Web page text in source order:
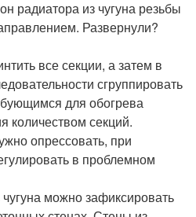
радиатора из чугуна резьбы
Развернули?
все секции, а затем в
сгруппировать
для обогрева
количеством секций.
опрессовать, при
в проблемном
можно зафиксировать